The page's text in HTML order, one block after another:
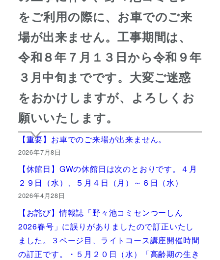
をご利用の際に、お車でのご来
場が出来ません。工事期間は、
令和８年７月１３日から令和９年
３月中旬までです。大変ご迷惑
をおかけしますが、よろしくお
願いいたします。
【重要】お車でのご来場が出来ません。
2026年7月8日
【休館日】GWの休館日は次のとおりです。４月
２９日（水）、５月４日（月）～６日（水）
2026年4月28日
【お詫び】情報誌「野々池コミセンつーしん
2026春号」に誤りがありましたので訂正いたし
ました。３ページ目、ライトコース講座開催時間
の訂正です。・５月２０日（水）「高齢期の生き